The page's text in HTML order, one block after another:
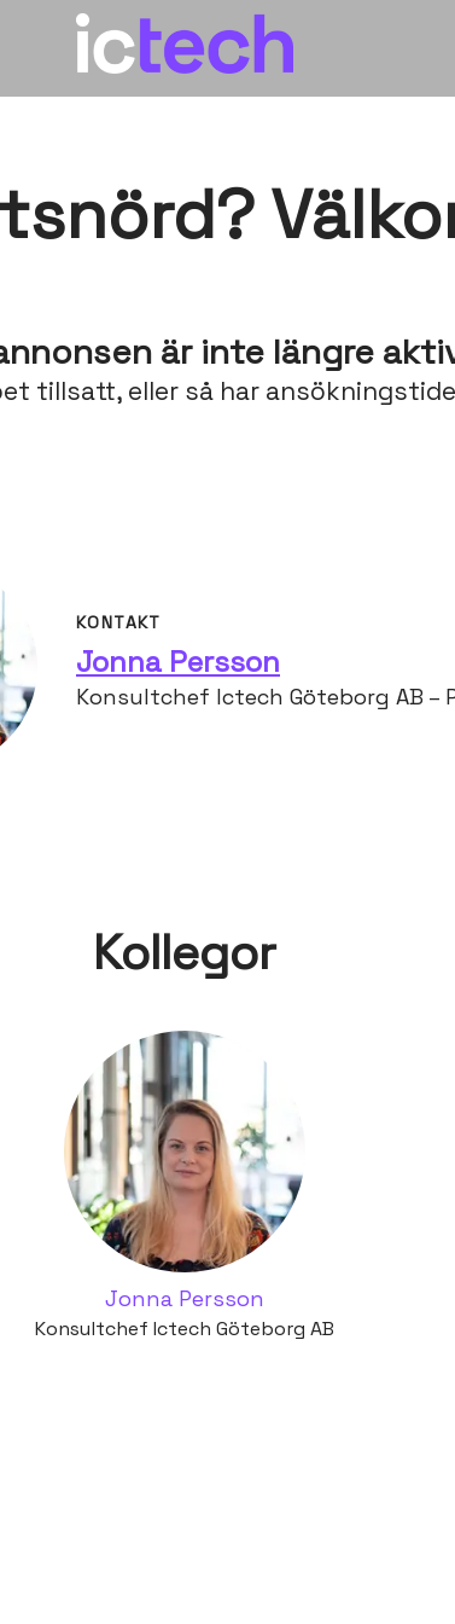
är inte längre
tillsatt, eller så har
KONTAKT
Jonna Persson
Konsultchef Ictech Göteborg AB –
Kollegor
Jonna Persson
Konsultchef Ictech Göteborg AB